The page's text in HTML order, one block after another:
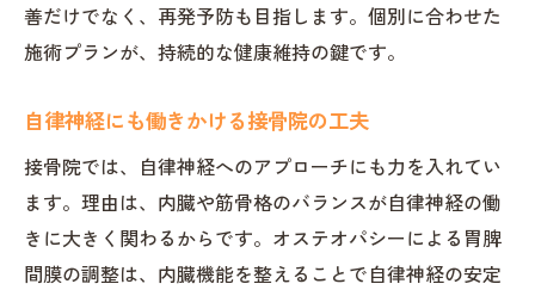
接骨院での体験から得た変化の実例
オステオパシー施術後の身体の反応とは
接骨院利用者が語る実感した効果
接骨院で気づく心身のポジティブな変化
オステオパシー施術体験者の声の紹介
接骨院で実現する持続的健康サポート
善だけでなく、再発予防も目指します。個別に合わせた
施術プランが、持続的な健康維持の鍵です。
自律神経にも働きかける接骨院の工夫
接骨院では、自律神経へのアプローチにも力を入れてい
ます。理由は、内臓や筋骨格のバランスが自律神経の働
きに大きく関わるからです。オステオパシーによる胃脾
間膜の調整は、内臓機能を整えることで自律神経の安定